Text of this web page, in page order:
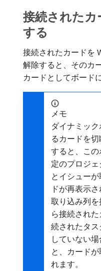
接続されたカ
する
接続されたカードを
解除すると、そのカ
カードとしてボード
メモ
ダイナミッ
るカードを
すると、こ
定のプロジ
とイシュー
ドが再表示さ
取り込み列
ら接続され
続されたタ
していない
と、カード
れます。